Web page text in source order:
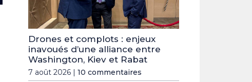
Drones et complots : enjeux
inavoués d’une alliance entre
Washington, Kiev et Rabat
7 août 2026 | 10 commentaires